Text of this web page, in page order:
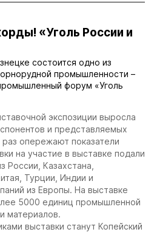
«Уголь России и
состоится одно из
промышленности –
форум «Уголь
экспозиции выросла
и представляемых
раз опережают показатели
на участие в выставке подали
России, Казахстана,
Турции, Индии и
из Европы. На выставке
5000 единиц промышленной
материалов.
выставки станут Копейский